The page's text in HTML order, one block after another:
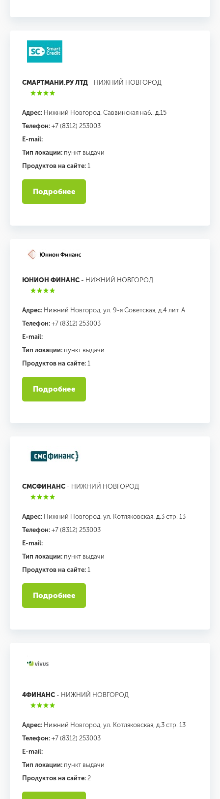
СМАРТМАНИ.РУ ЛТД - НИЖНИЙ НОВГОРОД
Адрес: Нижний Новгород, Саввинская наб., д.15
Телефон: +7 (8312) 253003
E-mail:
Тип локации: пункт выдачи
Продуктов на сайте: 1
Подробнее
ЮНИОН ФИНАНС - НИЖНИЙ НОВГОРОД
Адрес: Нижний Новгород, ул. 9-я Советская, д.4 лит. А
Телефон: +7 (8312) 253003
E-mail:
Тип локации: пункт выдачи
Продуктов на сайте: 1
Подробнее
СМСФИНАНС - НИЖНИЙ НОВГОРОД
Адрес: Нижний Новгород, ул. Котляковская, д.3 стр. 13
Телефон: +7 (8312) 253003
E-mail:
Тип локации: пункт выдачи
Продуктов на сайте: 1
Подробнее
4ФИНАНС - НИЖНИЙ НОВГОРОД
Адрес: Нижний Новгород, ул. Котляковская, д.3 стр. 13
Телефон: +7 (8312) 253003
E-mail:
Тип локации: пункт выдачи
Продуктов на сайте: 2